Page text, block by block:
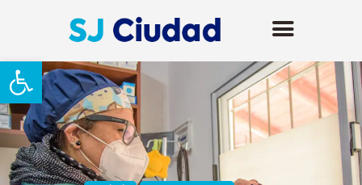
Abrir barra de herramientas